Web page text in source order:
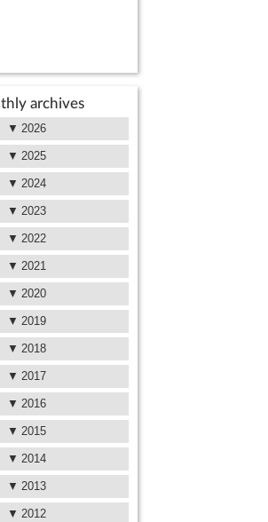
archives
2026
2025
2024
2023
2022
2021
2020
2019
2018
2017
2016
2015
2014
2013
2012